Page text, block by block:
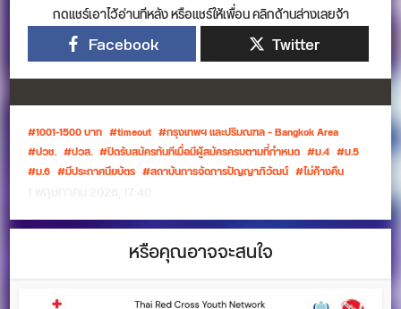
กดแชร์เอาไว้อ่านทีหลัง หรือแชร์ให้เพื่อน คลิกด้านล่างเลยจ้า
Facebook Twitter
1001-1500 บาท timeout
กรุงเทพฯ และปริมณฑล – Bangkok Area
ปวช.
ปวส. ปิดรับสมัครทันทีเมื่อมีผู้สมัครครบตามที่กำหนด ม.4
ม.5
ม.6
มีประกาศนียบัตร สถาบันการจัดการปัญญาภิวัฒน์ ไม่ค้างคืน
หรือคุณอาจจะสนใจ